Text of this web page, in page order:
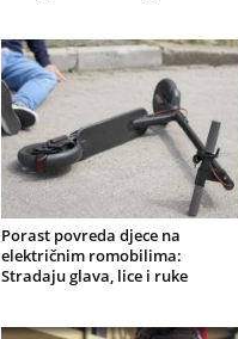
Porast povreda djece na
električnim romobilima:
Stradaju glava, lice i ruke